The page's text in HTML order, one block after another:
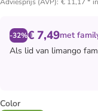
-32%€ 7,49met
Als lid van limango
Color